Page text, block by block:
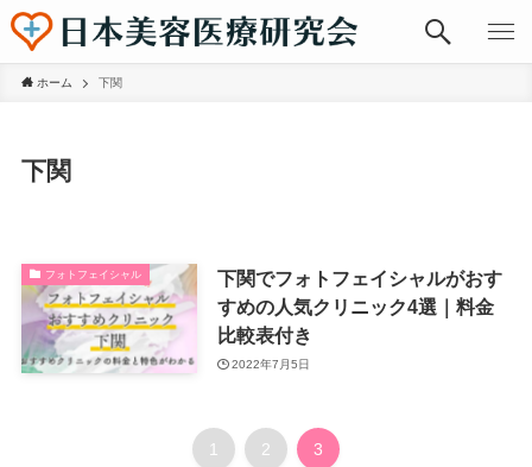
ホーム 下関
下関
フォトフェイシャル
下関でフォトフェイシャルがおす
すめの人気クリニック4選｜料金
比較表付き
2022年7月5日
1 2 3